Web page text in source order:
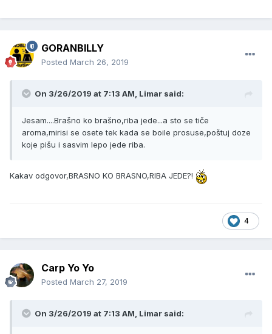
GORANBILLY
Posted March 26, 2019
On 3/26/2019 at 7:13 AM, Limar said:
Jesam....Brašno ko brašno,riba jede...a sto se tiče
aroma,mirisi se osete tek kada se boile prosuse,poštuj doze
koje pišu i sasvim lepo jede riba.
Kakav odgovor,BRASNO KO BRASNO,RIBA JEDE?!
4
Carp Yo Yo
Posted March 27, 2019
On 3/26/2019 at 7:13 AM, Limar said: